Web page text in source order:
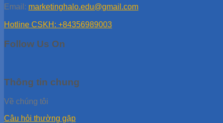
Email: marketinghalo.edu@gmail.com
Hotline CSKH: +84356989003
Follow Us On
Thông tin chung
Về chúng tôi
Câu hỏi thường gặp